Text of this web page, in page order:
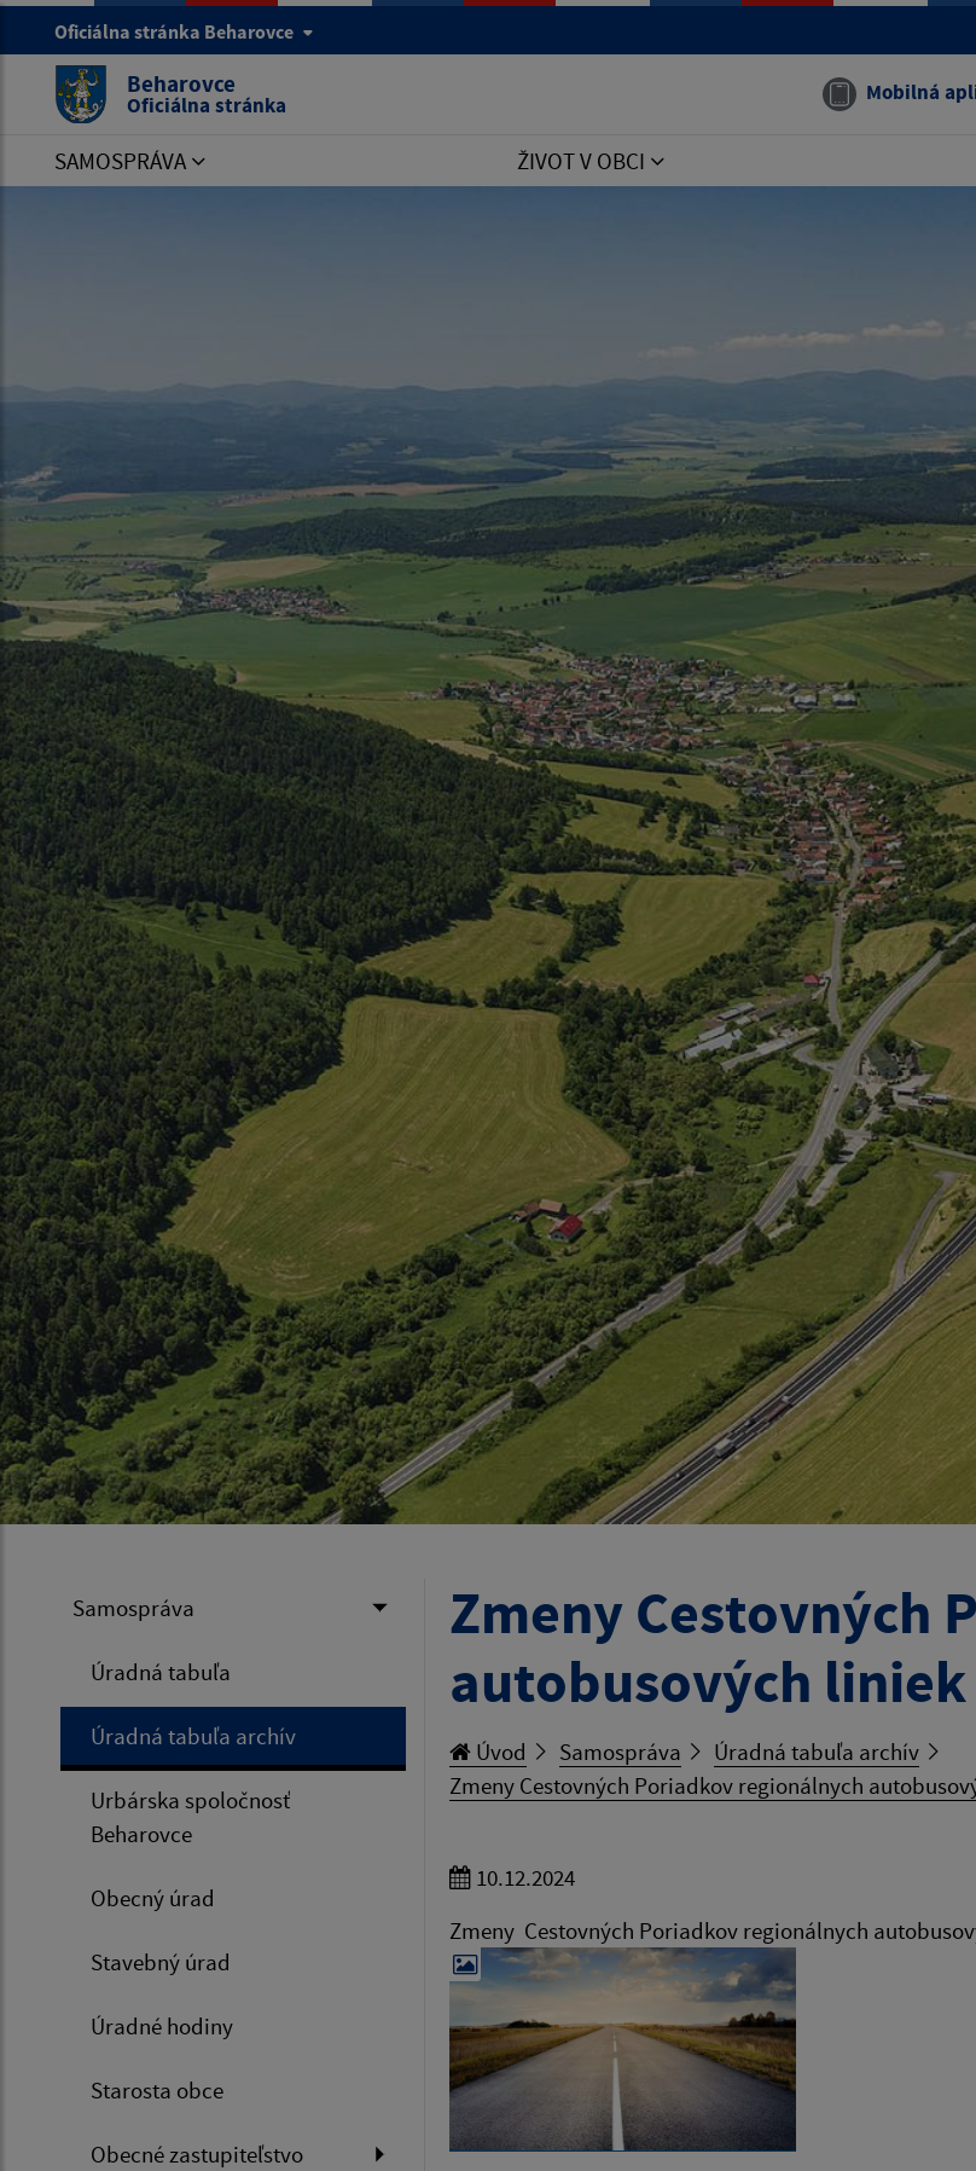
Oficiálna stránka Beharovce
Beharovce
Oficiálna stránka Mobilná
SAMOSPRÁVA ŽIVOT V OBCI
Samospráva
Úradná tabuľa
Úradná tabuľa archív
Urbárska spoločnosť
Beharovce
Obecný úrad
Stavebný úrad
Úradné hodiny
Starosta obce
Obecné zastupiteľstvo
Zmeny Cestovných
autobusových liniek
Úvod Samospráva
Úradná tabuľa archív
Zmeny Cestovných Poriadkov regionálnych
10.12.2024
Zmeny Cestovných Poriadkov regionálnych